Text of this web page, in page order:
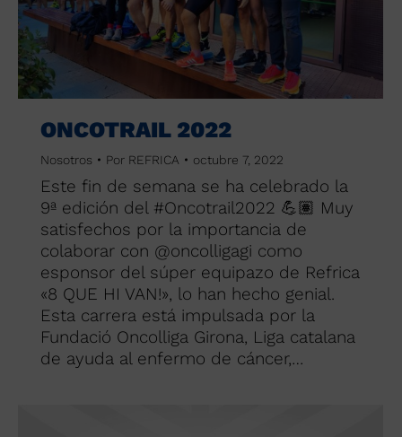
ONCOTRAIL 2022
Nosotros Por REFRICA octubre 7, 2022
Este fin de semana se ha celebrado la
9ª edición del #Oncotrail2022 💪🏽 Muy
satisfechos por la importancia de
colaborar con @oncolligagi como
esponsor del súper equipazo de Refrica
«8 QUE HI VAN!», lo han hecho genial.
Esta carrera está impulsada por la
Fundació Oncolliga Girona, Liga catalana
de ayuda al enfermo de cáncer,…